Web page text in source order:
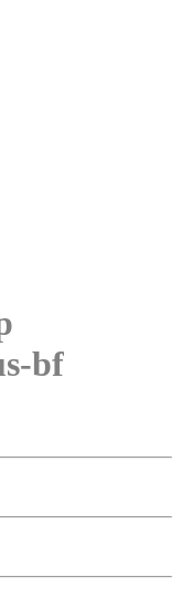
bf